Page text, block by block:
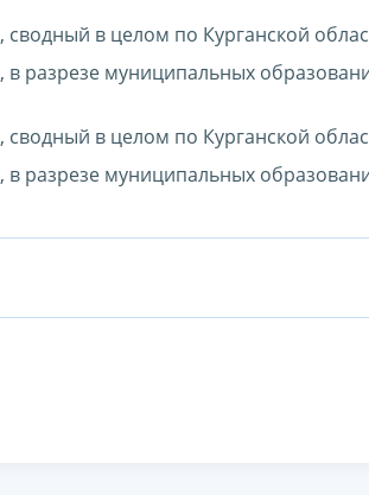
, сводный в целом по Курганской
, в разрезе муниципальных
, сводный в целом по Курганской
, в разрезе муниципальных